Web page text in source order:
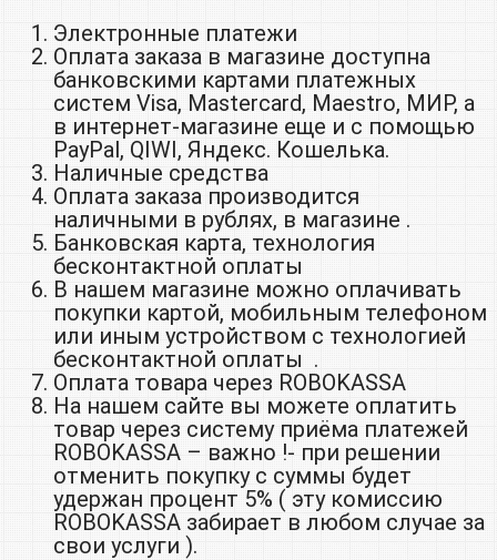
Электронные платежи
Оплата заказа в магазине доступна
банковскими картами платежных
систем Visa, Mastercard, Maestro, МИР, а
в интернет-магазине еще и с помощью
PayPal, QIWI, Яндекс. Кошелька.
Наличные средства
Оплата заказа производится
наличными в рублях, в магазине .
Банковская карта, технология
бесконтактной оплаты
В нашем магазине можно оплачивать
покупки картой, мобильным телефоном
или иным устройством с технологией
бесконтактной оплаты .
Оплата товара через ROBOKASSA
На нашем сайте вы можете оплатить
товар через систему приёма платежей
ROBOKASSA – важно !- при решении
отменить покупку с суммы будет
удержан процент 5% ( эту комиссию
ROBOKASSA забирает в любом случае за
свои услуги ).